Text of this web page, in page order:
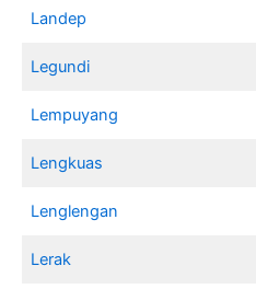
Landep
Legundi
Lempuyang
Lengkuas
Lenglengan
Lerak